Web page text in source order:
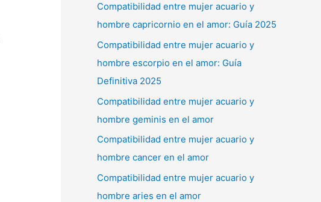
Compatibilidad entre mujer acuario y
hombre capricornio en el amor: Guía 2025
Compatibilidad entre mujer acuario y
hombre escorpio en el amor: Guía
Definitiva 2025
Compatibilidad entre mujer acuario y
hombre geminis en el amor
Compatibilidad entre mujer acuario y
hombre cancer en el amor
Compatibilidad entre mujer acuario y
hombre aries en el amor